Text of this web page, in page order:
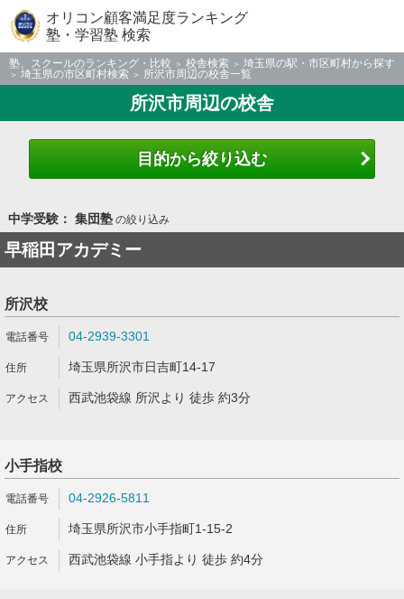
オリコン顧客満足度ランキング
塾・学習塾 検索
塾、スクールのランキング・比較 校舎検索
埼玉県の駅・市区町村から探す
埼玉県の市区町村検索
所沢市周辺の校舎一覧
所沢市周辺の校舎
目的から絞り込む
中学受験： 集団塾の絞り込み
早稲田アカデミー
所沢校
04-2939-3301
埼玉県所沢市日吉町14-17
西武池袋線 所沢より 徒歩 約3分
小手指校
04-2926-5811
埼玉県所沢市小手指町1-15-2
西武池袋線 小手指より 徒歩 約4分